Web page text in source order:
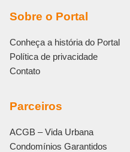
Sobre o Portal
Conheça a história do Portal
Política de privacidade
Contato
Parceiros
ACGB – Vida Urbana
Condomínios Garantidos